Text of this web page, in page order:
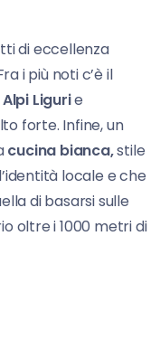
di eccellenza
i più noti c’è il
Alpi Ligurie
forte. Infine, un
cucina bianca,stile
locale e che
di basarsi sulle
oltre i 1000 metri di